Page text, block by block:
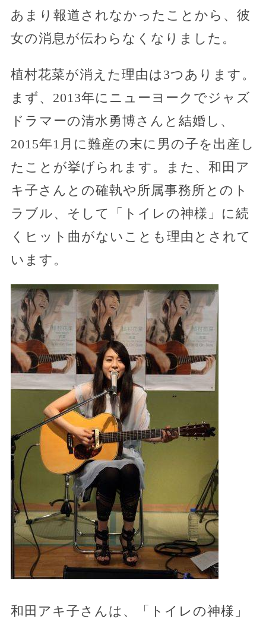
あまり報道されなかったことから、彼
女の消息が伝わらなくなりました。
植村花菜が消えた理由は3つあります。
まず、2013年にニューヨークでジャズ
ドラマーの清水勇博さんと結婚し、
2015年1月に難産の末に男の子を出産し
たことが挙げられます。また、和田ア
キ子さんとの確執や所属事務所とのト
ラブル、そして「トイレの神様」に続
くヒット曲がないことも理由とされて
います。
和田アキ子さんは、「トイレの神様」